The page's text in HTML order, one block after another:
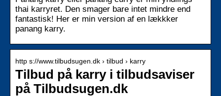
thai karryret. Den smager bare intet mindre end
fantastisk! Her er min version af en lækkker
panang karry.
http s://www.tilbudsugen.dk › tilbud › karry
Tilbud på karry i tilbudsaviser
på Tilbudsugen.dk